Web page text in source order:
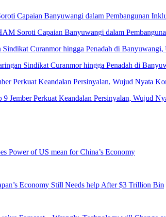
Soroti Capaian Banyuwangi dalam
Sindikat Curanmor hingga Penadah di
Jember Perkuat Keandalan Persinyalan, Wujud
Power of US mean for China’s Economy
Economy Still Needs help After $3 Trillion Bin